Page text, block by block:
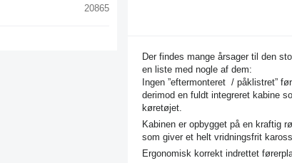
20865
Der findes mange årsager til den
en liste med nogle af dem:
Ingen ”eftermonteret / påklistret”
derimod en fuldt integreret kabine
køretøjet.
Kabinen er opbygget på en kraftig
som giver et helt vridningsfrit
Ergonomisk korrekt indrettet